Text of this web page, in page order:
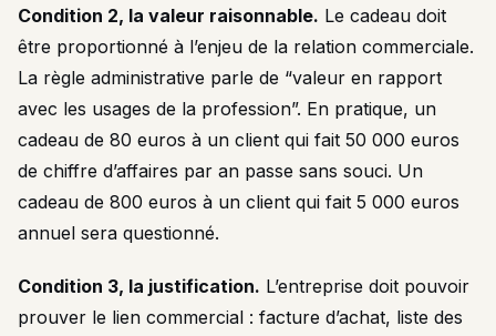
Condition 2, la valeur raisonnable. Le cadeau doit
être proportionné à l’enjeu de la relation commerciale.
La règle administrative parle de “valeur en rapport
avec les usages de la profession”. En pratique, un
cadeau de 80 euros à un client qui fait 50 000 euros
de chiffre d’affaires par an passe sans souci. Un
cadeau de 800 euros à un client qui fait 5 000 euros
annuel sera questionné.
Condition 3, la justification. L’entreprise doit pouvoir
prouver le lien commercial : facture d’achat, liste des